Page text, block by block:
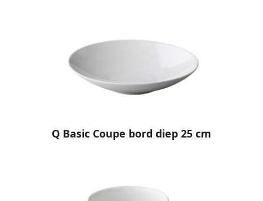
Q Basic Coupe bord diep 25 cm